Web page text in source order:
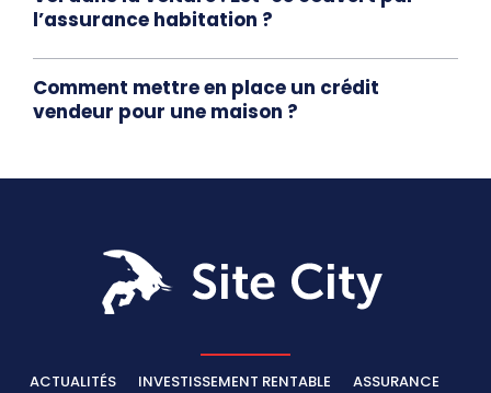
l’assurance habitation ?
Comment mettre en place un crédit
vendeur pour une maison ?
ACTUALITÉS INVESTISSEMENT RENTABLE
ASSURANCE